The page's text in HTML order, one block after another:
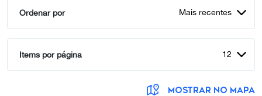
Ordenar por Mais recentes
Items por página 12
MOSTRAR NO MAPA